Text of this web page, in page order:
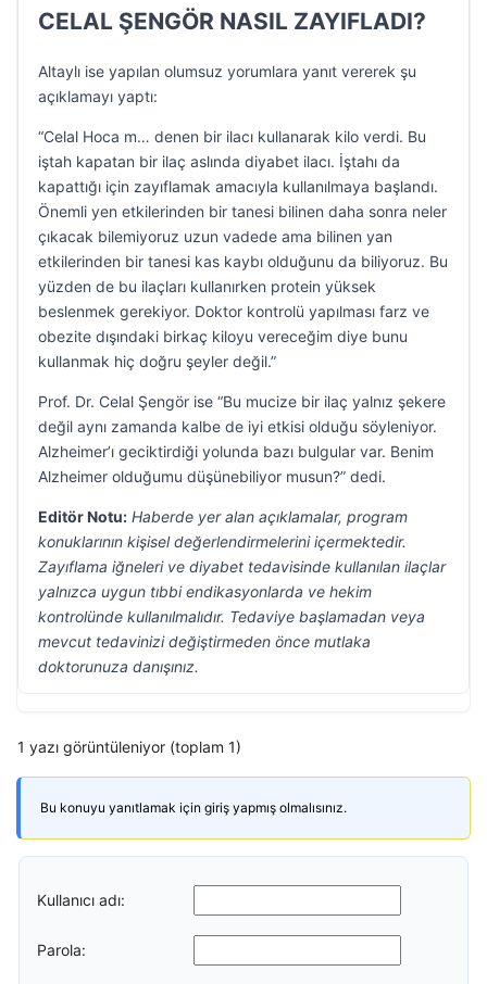
CELAL ŞENGÖR NASIL ZAYIFLADI?
Altaylı ise yapılan olumsuz yorumlara yanıt vererek şu
açıklamayı yaptı:
“Celal Hoca m… denen bir ilacı kullanarak kilo verdi. Bu
iştah kapatan bir ilaç aslında diyabet ilacı. İştahı da
kapattığı için zayıflamak amacıyla kullanılmaya başlandı.
Önemli yen etkilerinden bir tanesi bilinen daha sonra neler
çıkacak bilemiyoruz uzun vadede ama bilinen yan
etkilerinden bir tanesi kas kaybı olduğunu da biliyoruz. Bu
yüzden de bu ilaçları kullanırken protein yüksek
beslenmek gerekiyor. Doktor kontrolü yapılması farz ve
obezite dışındaki birkaç kiloyu vereceğim diye bunu
kullanmak hiç doğru şeyler değil.”
Prof. Dr. Celal Şengör ise “Bu mucize bir ilaç yalnız şekere
değil aynı zamanda kalbe de iyi etkisi olduğu söyleniyor.
Alzheimer’ı geciktirdiği yolunda bazı bulgular var. Benim
Alzheimer olduğumu düşünebiliyor musun?” dedi.
Editör Notu: Haberde yer alan açıklamalar, program
konuklarının kişisel değerlendirmelerini içermektedir.
Zayıflama iğneleri ve diyabet tedavisinde kullanılan ilaçlar
yalnızca uygun tıbbi endikasyonlarda ve hekim
kontrolünde kullanılmalıdır. Tedaviye başlamadan veya
mevcut tedavinizi değiştirmeden önce mutlaka
doktorunuza danışınız.
1 yazı görüntüleniyor (toplam 1)
Bu konuyu yanıtlamak için giriş yapmış olmalısınız.
Kullanıcı adı:
Parola: